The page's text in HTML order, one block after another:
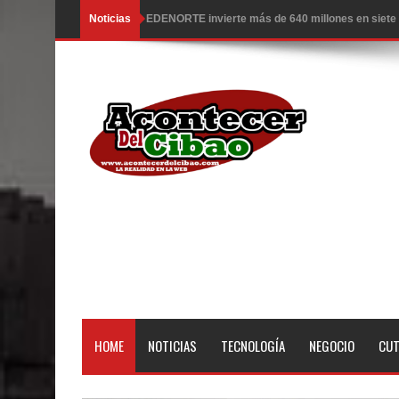
Noticias EE.UU. hace nuevos ataques a Irán; hay 3
Llegan a R. Dominicana otros 50 deportados por
Congreso estudia ley da poder al Estado para
Ambiente caluroso persistirá este miércoles con
ESCUELAS RADIOFONICAS SANTA MARIA
El Poder Ejecutivo promulgó el reformado Código
Demanda eléctrica de RD rompió de nuevo su
HOME NOTICIAS TECNOLOGÍA NEGOCIO